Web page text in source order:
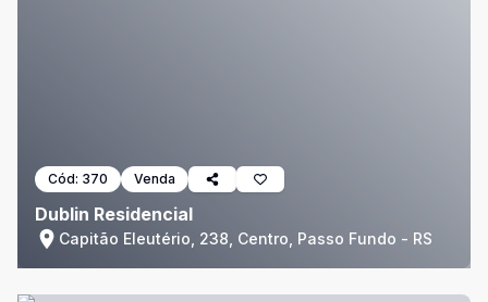
Cód: 370 Venda
Dublin Residencial
Capitão Eleutério, 238, Centro, Passo Fundo - RS